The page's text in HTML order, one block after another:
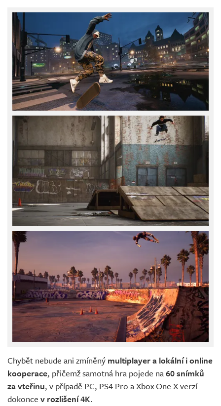
Chybět nebude ani zmíněný multiplayer a lokální i online
kooperace, přičemž samotná hra pojede na60 snímků
za vteřinu, v případě PC, PS4 Pro a Xbox One X verzí
dokonce v rozlišení 4K.